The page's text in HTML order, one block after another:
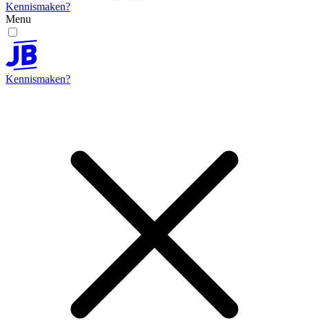
Kennismaken?
Menu
Kennismaken?